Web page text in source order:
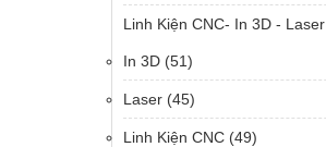
Linh Kiện CNC- In 3D - Laser
In 3D (51)
Laser (45)
Linh Kiện CNC (49)